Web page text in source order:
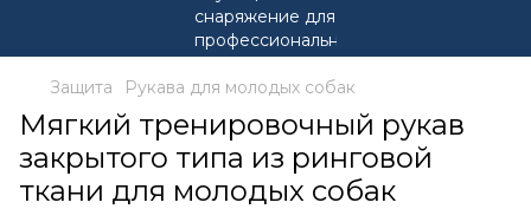
Защита Рукава для молодых собак
Мягкий тренировочный рукав
закрытого типа из ринговой
ткани для молодых собак